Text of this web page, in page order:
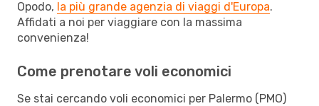
Opodo, la più grande agenzia di viaggi d'Europa.
Affidati a noi per viaggiare con la massima
convenienza!
Come prenotare voli economici
Se stai cercando voli economici per Palermo (PMO)